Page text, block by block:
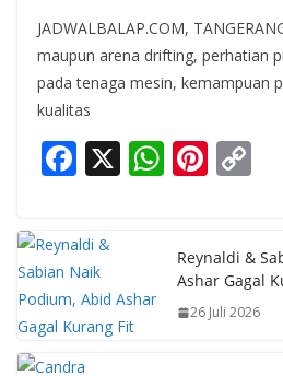
JADWALBALAP.COM,
maupun arena drifting, perhatian
pada tenaga mesin, kemampuan
kualitas
F
e
b
o
o
X W
s
A
p
Pi
e
st
y
Li
n
Reynaldi &
Ashar Gagal
26 Juli 2026